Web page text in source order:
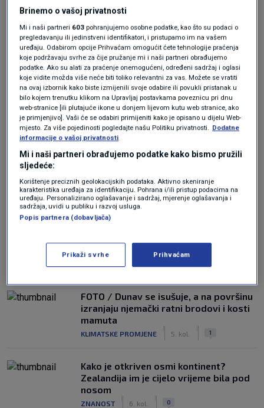
Oglas
NAJČITANIJE
temperature
FOTO / Dunav se isušuje, a na površinu
izranjaju njemački ratni brodovi i kosti
mamuta
KLIMATSKE PROMJENE 5. kol. 1
Kako je otkriven osmi kontinent?
Zealandija im je cijelo vrijeme bila pod
nosom
ZNANOST 6. kol. 0
Brinemo o vašoj privatnosti
Mi i naši partneri 603 pohranjujemo osobne podatke, kao što su podaci o
pregledavanju ili jedinstveni identifikatori, i pristupamo im na vašem
uređaju. Odabirom opcije Prihvaćam omogućit ćete tehnologije praćenja
koje podržavaju svrhe za čije pružanje mi i naši partneri obrađujemo
podatke. Ako su alati za praćenje onemogućeni, određeni sadržaj i oglasi
koje vidite možda više neće biti toliko relevantni za vas. Možete se vratiti
na ovaj izbornik kako biste izmijenili svoje odabire ili povukli pristanak u
bilo kojem trenutku klikom na Upravljaj postavkama poveznicu pri dnu
web-stranice [ili plutajuće ikone u donjem lijevom kutu web stranice, ako
je primjenjivo]. Vaši će se odabiri primijeniti kako je opisano u dijelu Web-
mjesto. Za više pojedinosti pogledajte našu Politiku privatnosti. Dodatne
informacije o vašoj privatnosti
Mi i naši partneri obrađujemo podatke kako bismo pružili
sljedeće:
Korištenje preciznih geolokacijskih podataka. Aktivno skeniranje
karakteristika uređaja za identifikaciju. Pohrana i/ili pristup podacima na
uređaju. Personalizirano oglašavanje i sadržaj, mjerenje oglašavanja i
sadržaja, uvidi u publiku i razvoj usluga.
Popis partnera (dobavljača)
Prikaži svrhe Prihvaćam